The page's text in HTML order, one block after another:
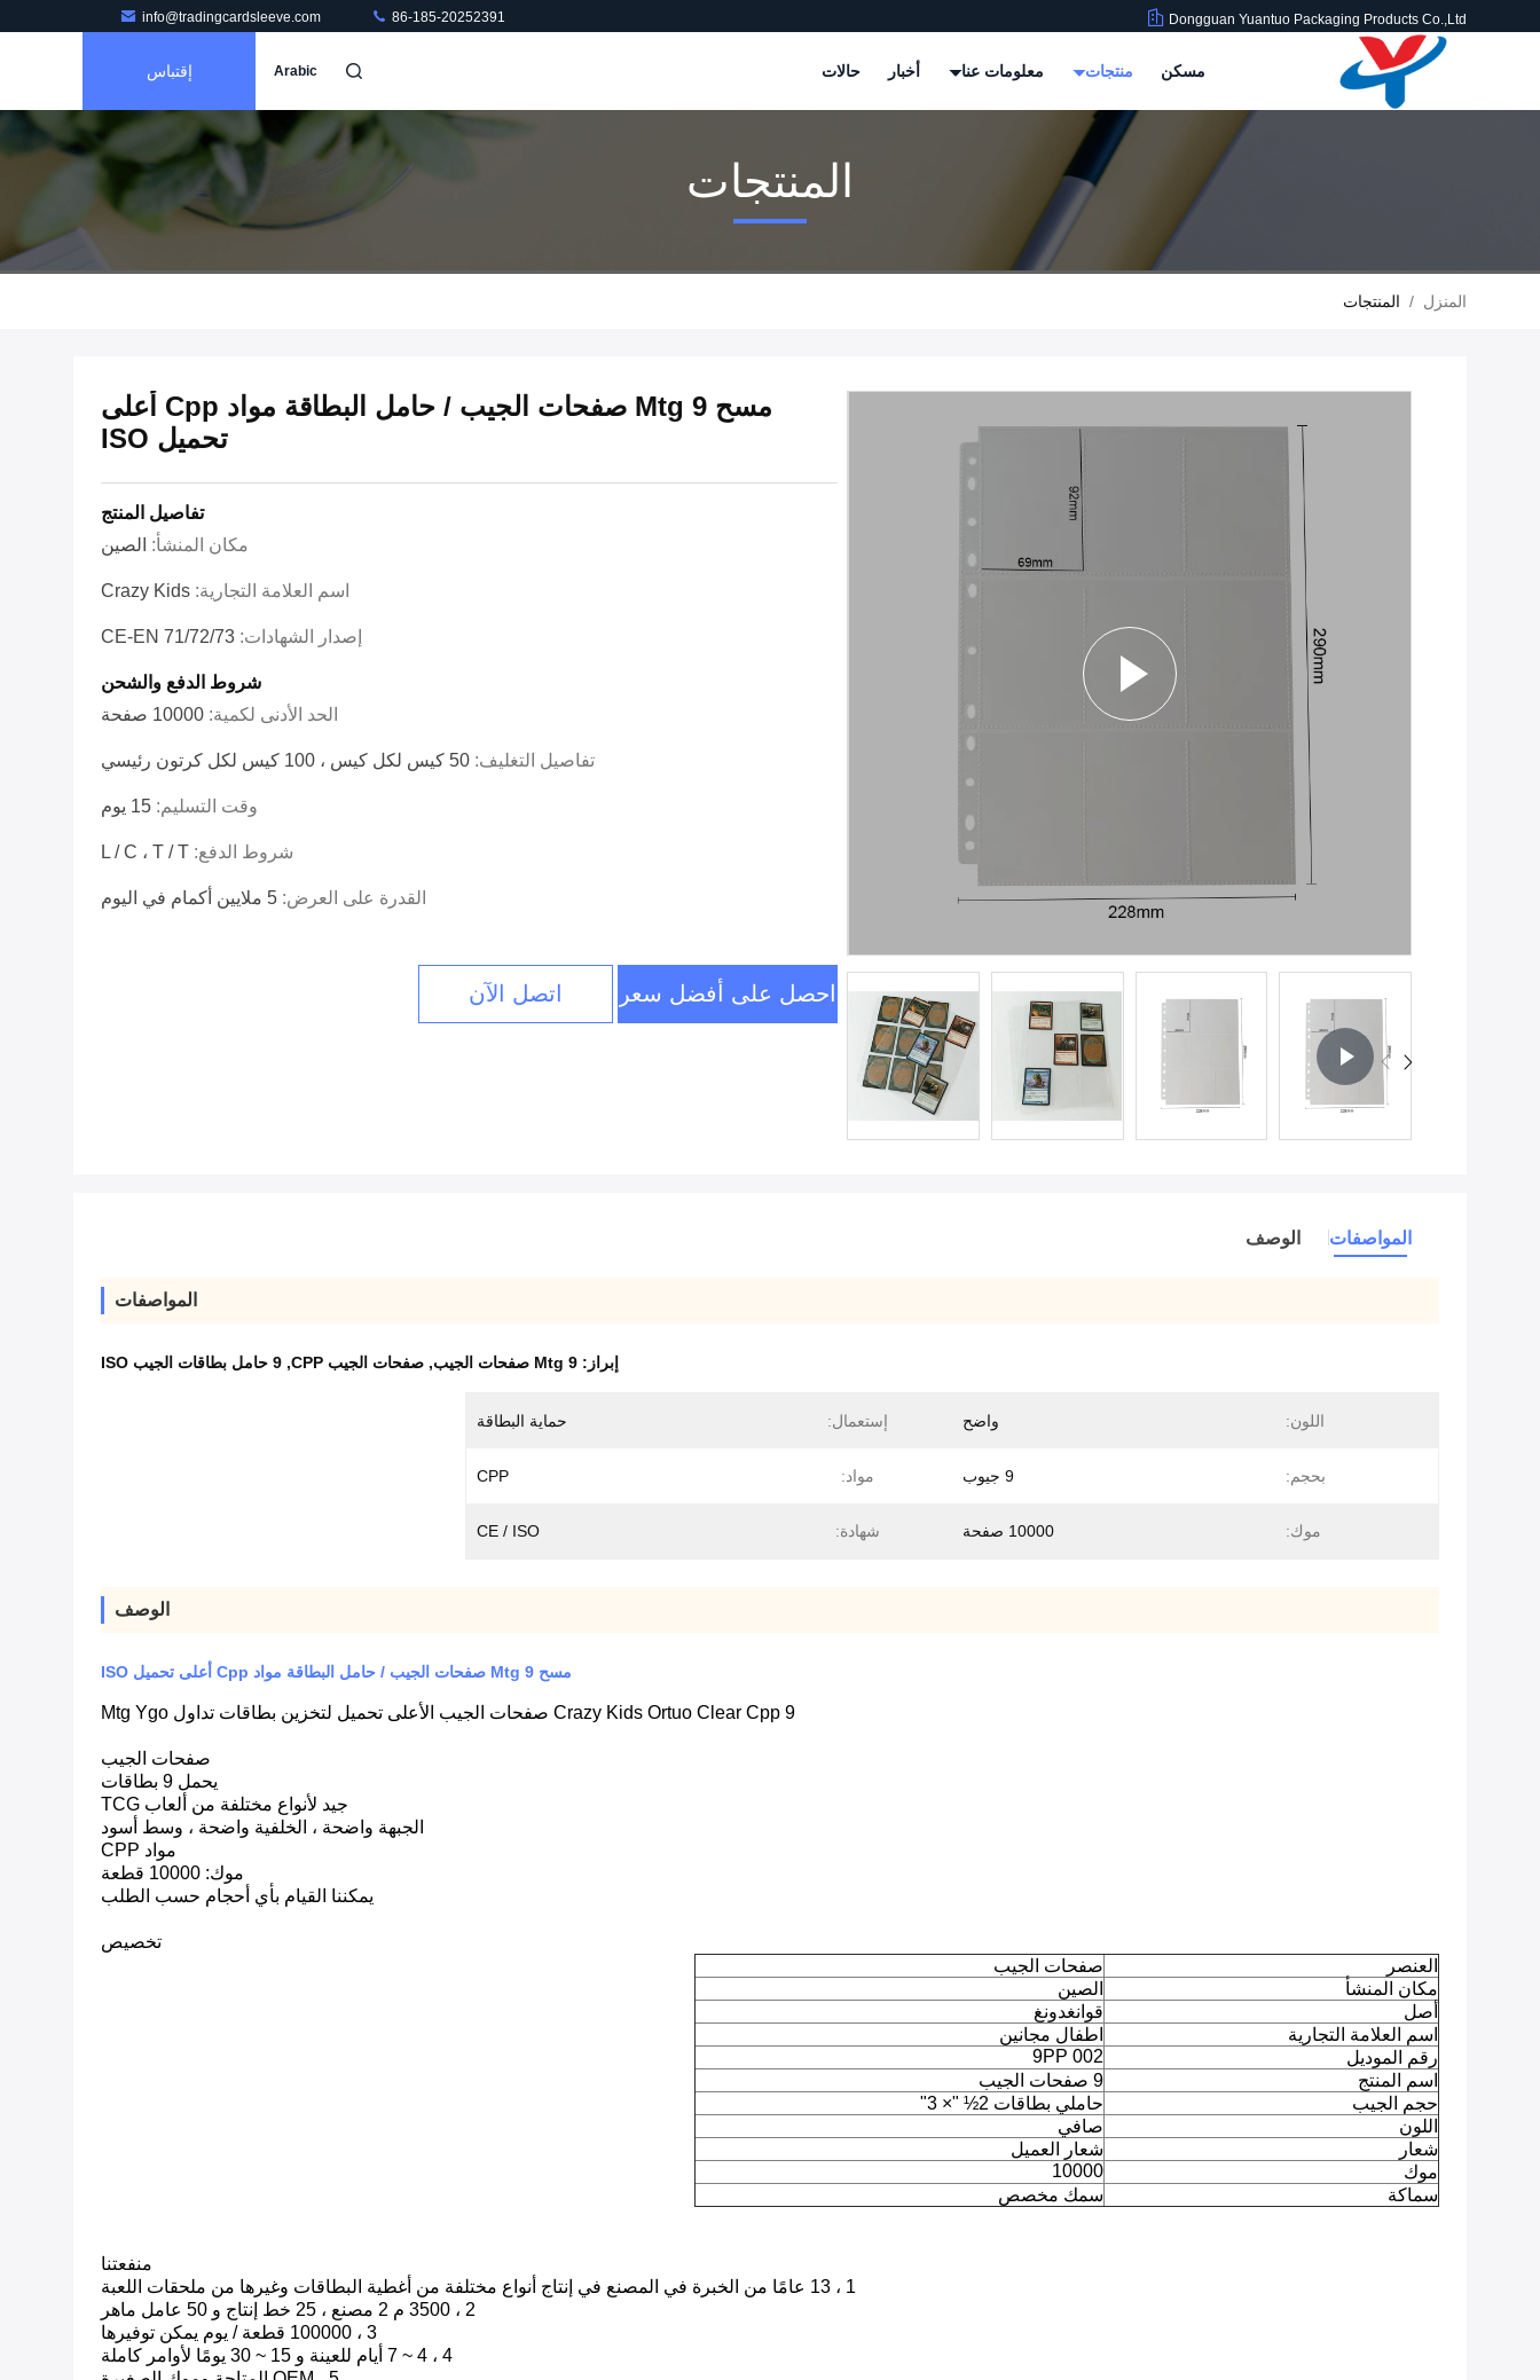
Dongguan Yuantuo Packaging Products Co.,Ltd
info@tradingcardsleeve.com 86-185-20252391
مسكن منتجات معلومات عنا أخبار حالات Arabic إقتباس
المنتجات
المنزل / المنتجات
مسح Mtg 9 صفحات الجيب / حامل البطاقة مواد Cpp أعلى
تحميل ISO
تفاصيل المنتج
مكان المنشأ: الصين
اسم العلامة التجارية: Crazy Kids
إصدار الشهادات: CE-EN 71/72/73
شروط الدفع والشحن
الحد الأدنى لكمية: 10000 صفحة
تفاصيل التغليف: 50 كيس لكل كيس ، 100 كيس لكل كرتون رئيسي
وقت التسليم: 15 يوم
شروط الدفع: L / C ، T / T
القدرة على العرض: 5 ملايين أكمام في اليوم
احصل على أفضل سعر اتصل الآن
المواصفات الوصف
المواصفات
إبراز: Mtg 9 صفحات الجيب , صفحات الجيب CPP , 9 حامل بطاقات الجيب ISO
اللون: واضح إستعمال: حماية البطاقة
بحجم: 9 جيوب مواد: CPP
موك: 10000 صفحة شهادة: CE / ISO
الوصف
مسح Mtg 9 صفحات الجيب / حامل البطاقة مواد Cpp أعلى تحميل ISO
Crazy Kids Ortuo Clear Cpp 9 صفحات الجيب الأعلى تحميل لتخزين بطاقات تداول Mtg Ygo
صفحات الجيب
يحمل 9 بطاقات
جيد لأنواع مختلفة من ألعاب TCG
الجبهة واضحة ، الخلفية واضحة ، وسط أسود
مواد CPP
موك: 10000 قطعة
يمكننا القيام بأي أحجام حسب الطلب
تخصيص
العنصر
صفحات الجيب
مكان المنشأ
الصين
أصل
قوانغدونغ
اسم العلامة التجارية
اطفال مجانين
رقم الموديل
9PP 002
اسم المنتج
9 صفحات الجيب
حجم الجيب
حاملي بطاقات 2½ "× 3"
اللون
صافي
شعار
شعار العميل
موك
10000
سماكة
سمك مخصص
منفعتنا
1 ، 13 عامًا من الخبرة في المصنع في إنتاج أنواع مختلفة من أغطية البطاقات وغيرها من ملحقات اللعبة
2 ، 3500 م 2 مصنع ، 25 خط إنتاج و 50 عامل ماهر
3 ، 100000 قطعة / يوم يمكن توفيرها
4 ، 4 ~ 7 أيام للعينة و 15 ~ 30 يومًا لأوامر كاملة